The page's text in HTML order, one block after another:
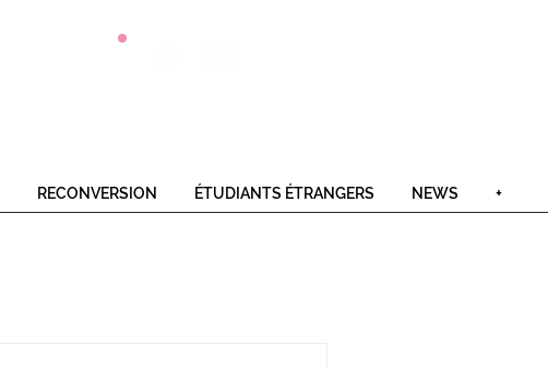
RECONVERSION ÉTUDIANTS ÉTRANGERS NEWS +